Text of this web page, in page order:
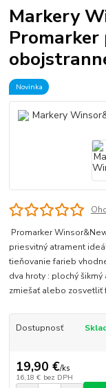
Markery
Novinka
Promarker
priesvitný atrament
tieňovanie farieb
dva hroty : plochý
zmiešať alebo zosvetliť
Dostupnosť
19,90 €/ks
16,18 € bez DPH